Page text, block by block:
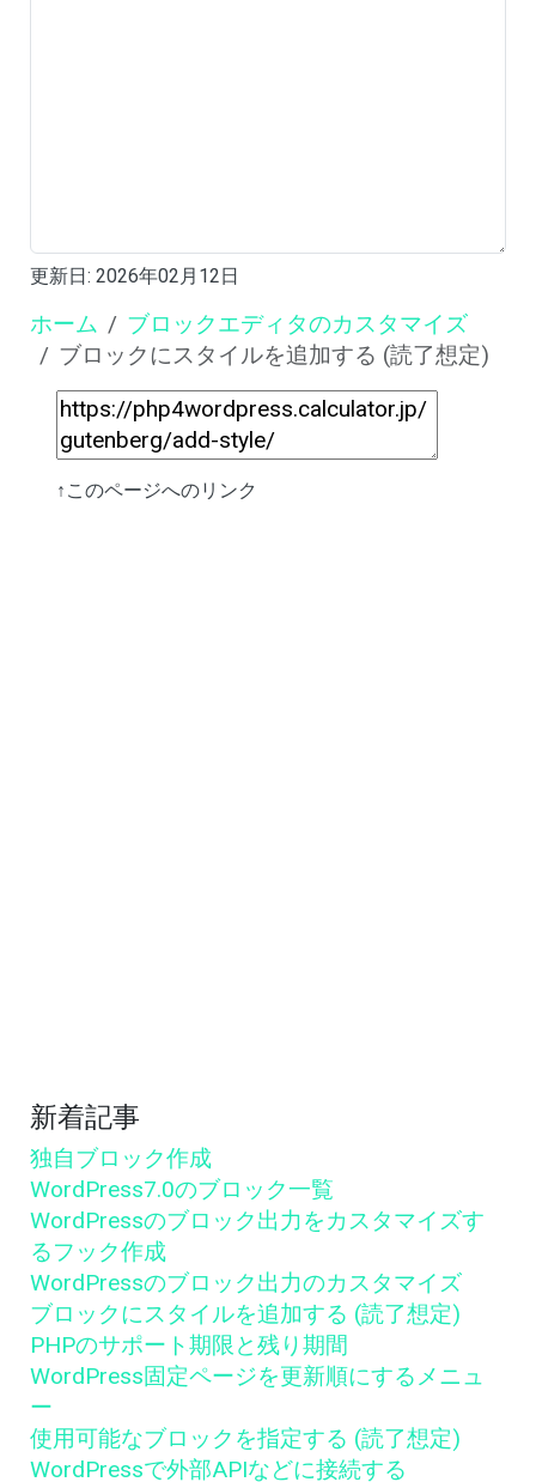
更新日: 2026年02月12日
ホーム
ブロックエディタのカスタマイズ
ブロックにスタイルを追加する (読了想定)
↑このページへのリンク
新着記事
独自ブロック作成
WordPress7.0のブロック一覧
WordPressのブロック出力をカスタマイズす
るフック作成
WordPressのブロック出力のカスタマイズ
ブロックにスタイルを追加する (読了想定)
PHPのサポート期限と残り期間
WordPress固定ページを更新順にするメニュ
ー
使用可能なブロックを指定する (読了想定)
WordPressで外部APIなどに接続する